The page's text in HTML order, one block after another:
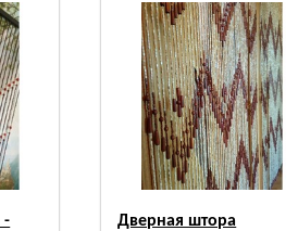
-
Дверная штора